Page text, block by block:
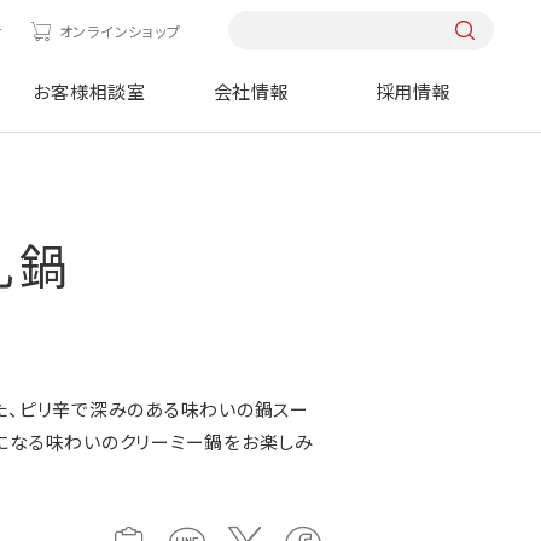
オンラインショップ
お客様相談室 会社情報 採用情報
鍋
ピリ辛で深みのある味わいの鍋スー
なる味わいのクリーミー鍋をお楽しみ